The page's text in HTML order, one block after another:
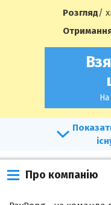
Розгляд/
На
Про компанію